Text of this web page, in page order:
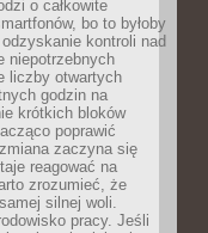
o całkowite
bo to byłoby
kontroli nad
niepotrzebnych
liczby otwartych
godzin na
krótkich bloków
poprawić
zaczyna się
reagować na
zrozumieć, że
silnej woli.
pracy. Jeśli